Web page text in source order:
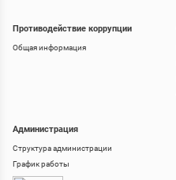
Противодействие коррупции
Общая информация
Администрация
Структура администрации
График работы